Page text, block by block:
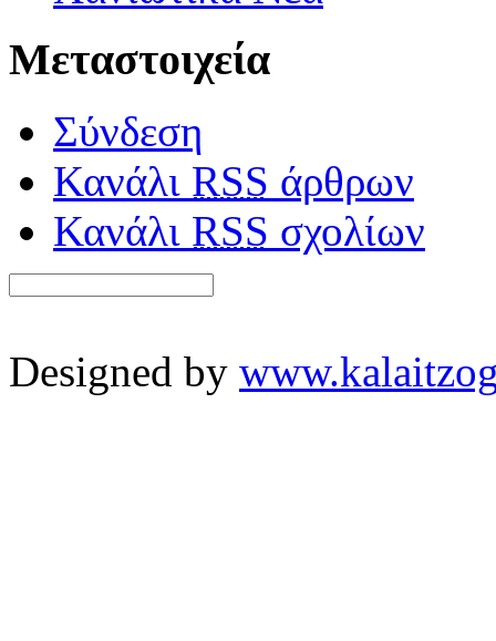
Μεταστοιχεία
Σύνδεση
Κανάλι RSS άρθρων
Κανάλι RSS σχολίων
Designed by